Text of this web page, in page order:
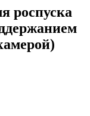
роспуска